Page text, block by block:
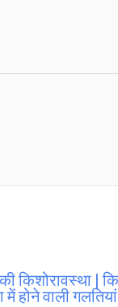
किशोरावस्था |
में होने वाली गलतियां